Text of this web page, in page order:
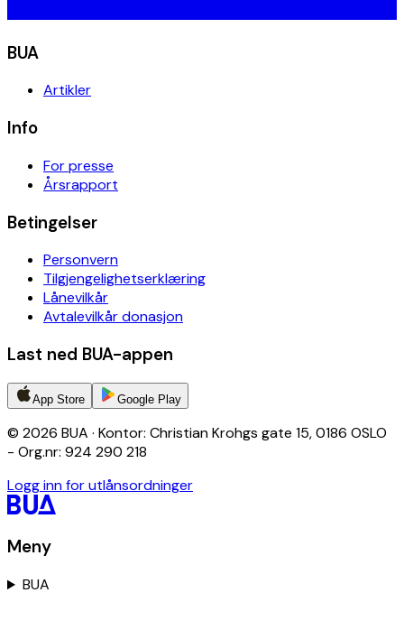
BUA
Artikler
Info
For presse
Årsrapport
Betingelser
Personvern
Tilgjengelighetserklæring
Lånevilkår
Avtalevilkår donasjon
Last ned BUA-appen
App Store Google Play
© 2026 BUA · Kontor: Christian Krohgs gate 15, 0186 OSLO
- Org.nr: 924 290 218
Logg inn for utlånsordninger
Meny
BUA